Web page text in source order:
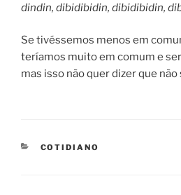
dindin, dibidibidin, dibidibidin,
Se tivéssemos menos em
teríamos muito em comum e
mas isso não quer dizer que
CATEGORIES
COTIDIANO